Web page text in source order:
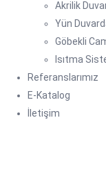
Akrilik
Yün
Göbekli
Isıtma
Referanslarımız
E-Katalog
İletişim